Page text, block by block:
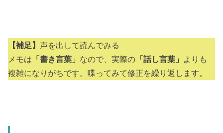
【補足】声を出して読んでみる
メモは 「書き言葉」 なので、実際の 「話し言葉」 よりも
複雑になりがちです。喋ってみて修正を繰り返します。